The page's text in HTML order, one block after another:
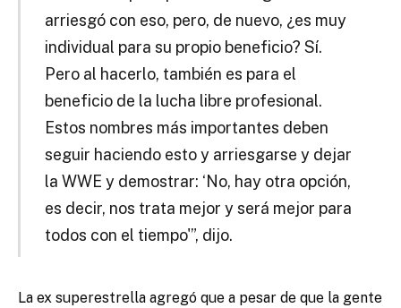
arriesgó con eso, pero, de nuevo, ¿es muy
individual para su propio beneficio? Sí.
Pero al hacerlo, también es para el
beneficio de la lucha libre profesional.
Estos nombres más importantes deben
seguir haciendo esto y arriesgarse y dejar
la WWE y demostrar: ‘No, hay otra opción,
es decir, nos trata mejor y será mejor para
todos con el tiempo'”, dijo.
La ex superestrella agregó que a pesar de que la gente